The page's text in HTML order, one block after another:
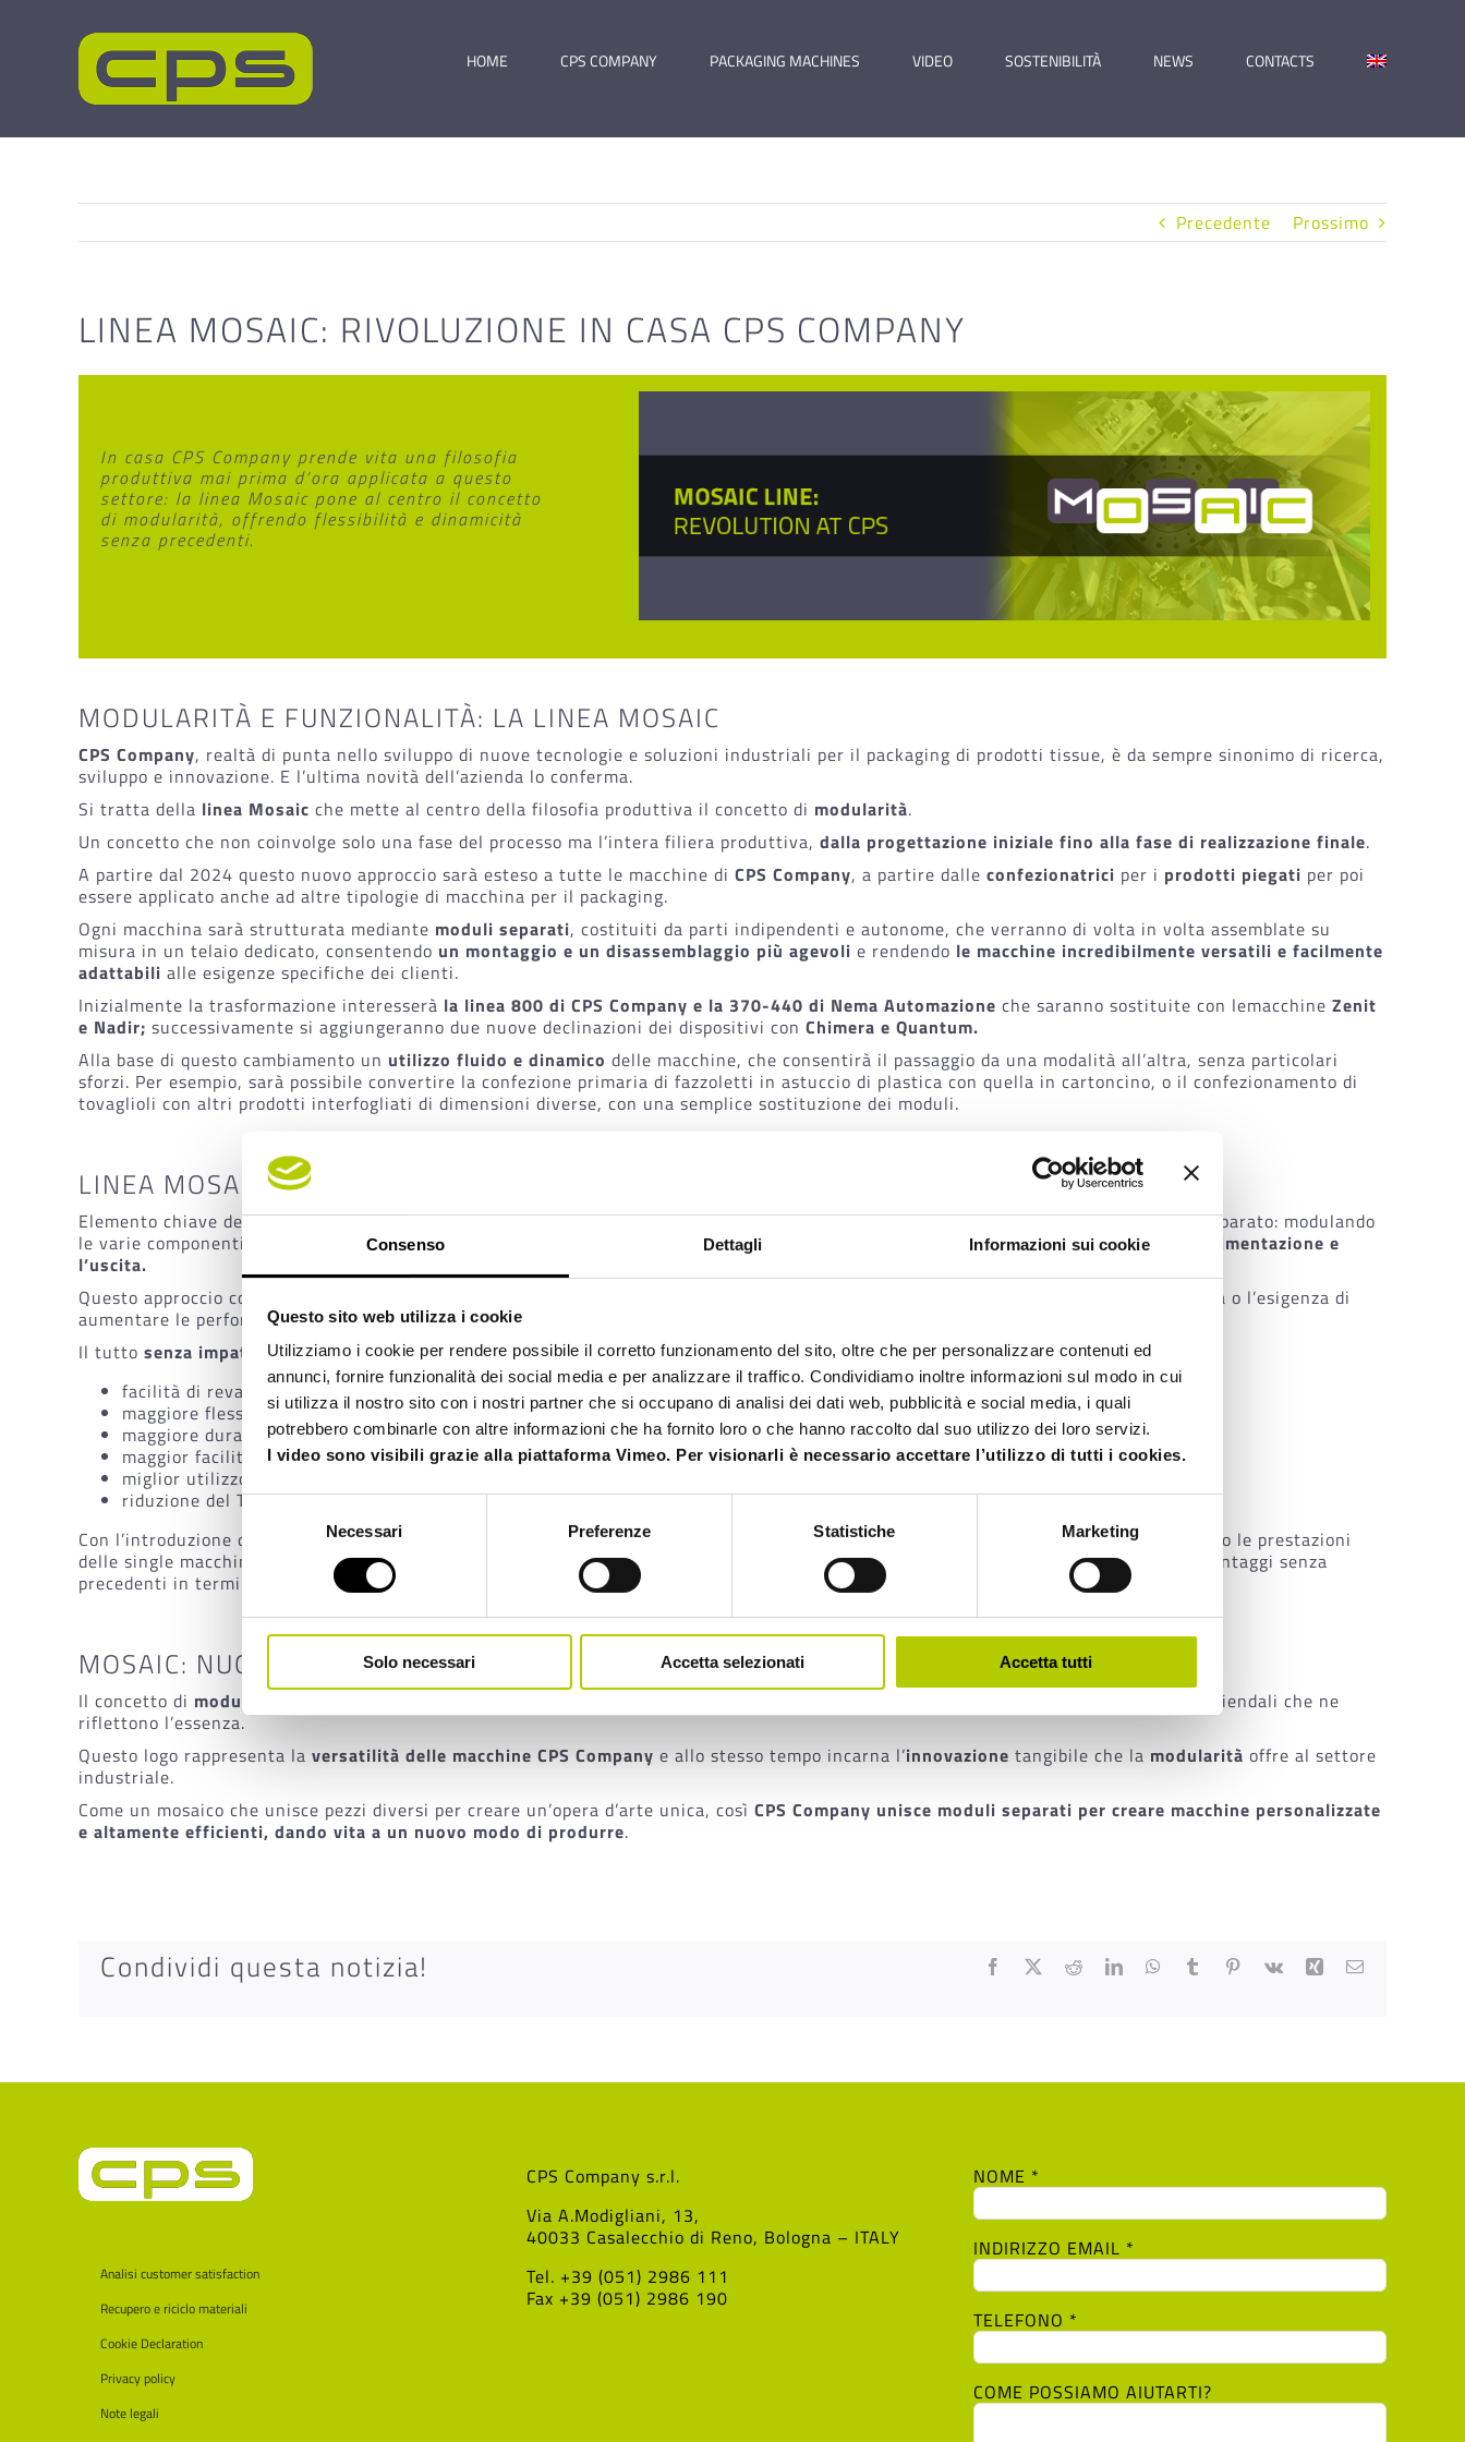
Consenso Dettagli Informazioni sui cookie
Questo sito web utilizza i cookie
Utilizziamo i cookie per rendere possibile il corretto funzionamento del sito, oltre che per personalizzare contenuti ed
annunci, fornire funzionalità dei social media e per analizzare il traffico. Condividiamo inoltre informazioni sul modo in cui
si utilizza il nostro sito con i nostri partner che si occupano di analisi dei dati web, pubblicità e social media, i quali
potrebbero combinarle con altre informazioni che ha fornito loro o che hanno raccolto dal suo utilizzo dei loro servizi.
I video sono visibili grazie alla piattaforma Vimeo. Per visionarli è necessario accettare l’utilizzo di tutti i cookies.
Selezione
consenso
Necessari Preferenze Statistiche Marketing
Solo necessari Accetta selezionati Accetta tutti
contenuto
HOME CPS COMPANY PACKAGING MACHINES VIDEO SOSTENIBILITÀ NEWS CONTACTS
Precedente Prossimo
LINEA MOSAIC: RIVOLUZIONE IN CASA CPS COMPANY
In casa CPS Company prende vita una filosofia
produttiva mai prima d’ora applicata a questo
settore: la linea Mosaic pone al centro il concetto
di modularità, offrendo flessibilità e dinamicità
senza precedenti.
MODULARITÀ E FUNZIONALITÀ: LA LINEA MOSAIC
CPS Company, realtà di punta nello sviluppo di nuove tecnologie e soluzioni industriali per il packaging di prodotti tissue, è da sempre sinonimo di ricerca,
sviluppo e innovazione. E l’ultima novità dell’azienda lo conferma.
Si tratta della linea Mosaic che mette al centro della filosofia produttiva il concetto di modularità.
Un concetto che non coinvolge solo una fase del processo ma l’intera filiera produttiva, dalla progettazione iniziale fino alla fase di realizzazione finale.
A partire dal 2024 questo nuovo approccio sarà esteso a tutte le macchine di CPS Company, a partire dalle confezionatrici per i prodotti piegati per poi
essere applicato anche ad altre tipologie di macchina per il packaging.
Ogni macchina sarà strutturata mediante moduli separati, costituiti da parti indipendenti e autonome, che verranno di volta in volta assemblate su
misura in un telaio dedicato, consentendo un montaggio e un disassemblaggio più agevoli e rendendo le macchine incredibilmente versatili e facilmente
adattabili alle esigenze specifiche dei clienti.
Inizialmente la trasformazione interesserà la linea 800 di CPS Company e la 370-440 di Nema Automazione che saranno sostituite con lemacchine Zenit
e Nadir; successivamente si aggiungeranno due nuove declinazioni dei dispositivi con Chimera e Quantum.
Alla base di questo cambiamento un utilizzo fluido e dinamico delle macchine, che consentirà il passaggio da una modalità all’altra, senza particolari
sforzi. Per esempio, sarà possibile convertire la confezione primaria di fazzoletti in astuccio di plastica con quella in cartoncino, o il confezionamento di
tovaglioli con altri prodotti interfogliati di dimensioni diverse, con una semplice sostituzione dei moduli.
LINEA MOSAIC: ANCHE LE PERFORMANCE SONO REGOLABILI
Elemento chiave della nuovalinea Mosaicè la possibilità diaggiornare le prestazionidelle macchine senza dover sostituire l’intero apparato: modulando
le varie componenti, sarà possibilesostituire il “cuore” produttivo e adottarne un altro a maggiore velocità,mantenendo invariati l’alimentazione e
l’uscita.
Questo approccio consentirà ai clienti di partire con un modello base, implementando gradualmente i moduli nel caso ci fosse la volontà o l’esigenza di
aumentare le performance.
Il tutto senza impatti significativi sul costo finale e conmolteplici e tangibili vantaggi, tra cui:
facilità di revamping, aggiornamento e potenziamento delle macchine;
maggiore flessibilità di impiego e riconversione delle macchine;
maggiore durata nel tempo, poiché per passare da un tipo di prodotti a un altro, si sostituirà un modulo e non tutta la macchina;
maggior facilità di manutenzione e riparazione;
miglior utilizzo delle macchine nel loro ciclo di vita
riduzione del TCO (Total cost of ownership).
Con l’introduzione della nuovalinea Mosaic CPS Companyridefinisce i canoni dell’industria di confezionamento: non solo miglioreranno le prestazioni
delle single macchine, ma sarà l’intero processo produttivo a essere interessato da una rivoluzione che consentirà ai clienti di avere vantaggi senza
precedenti in termini di
versatilità, flessibilità e convenienza economica.
MOSAIC: NUOVO LOGO PER UN NUOVO CONCEPT
Il concetto di modularità
studiato appositamente per la nuova linea: un mosaico di piccoli quadrati nei colori aziendali che ne
riflettono l’essenza.
Questo logo rappresenta la versatilità delle macchine CPS Company e allo stesso tempo incarna l’innovazione tangibile che la modularità offre al settore
industriale.
Come un mosaico che unisce pezzi diversi per creare un’opera d’arte unica, così CPS Company unisce moduli separati per creare macchine personalizzate
e altamente efficienti, dando vita a un nuovo modo di produrre.
Condividi questa notizia! Facebook Reddit LinkedInWhatsApp
TumblrPinterest
Vk Xing
Analisi customer satisfaction
Recupero e riciclo materiali
Cookie Declaration
Privacy policy
Note legali
CPS Company s.r.l.
Via A.Modigliani, 13,
40033 Casalecchio di Reno, Bologna – ITALY
Tel. +39 (051) 2986 111
Fax +39 (051) 2986 190
NOME *
INDIRIZZO EMAIL *
TELEFONO *
COME POSSIAMO AIUTARTI?